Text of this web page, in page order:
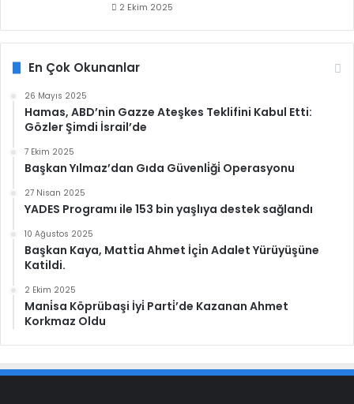
2 Ekim 2025
En Çok Okunanlar
26 Mayıs 2025
Hamas, ABD’nin Gazze Ateşkes Teklifini Kabul Etti:
Gözler Şimdi İsrail’de
7 Ekim 2025
Başkan Yılmaz’dan Gıda Güvenli̇ği̇ Operasyonu
27 Nisan 2025
YADES Programı ile 153 bin yaşlıya destek sağlandı
10 Ağustos 2025
Başkan Kaya, Matti̇a Ahmet İçi̇n Adalet Yürüyüşüne
Katildi.
2 Ekim 2025
Mani̇sa Köprübaşi İyi̇ Parti̇’de Kazanan Ahmet
Korkmaz Oldu